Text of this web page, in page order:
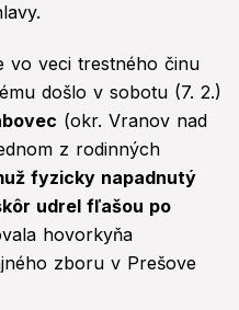
vo veci trestného činu
došlo v sobotu (7. 2.)
(okr. Vranov nad
z rodinných
fyzicky napadnutý
udrel fľašou po
hovorkyňa
zboru v Prešove